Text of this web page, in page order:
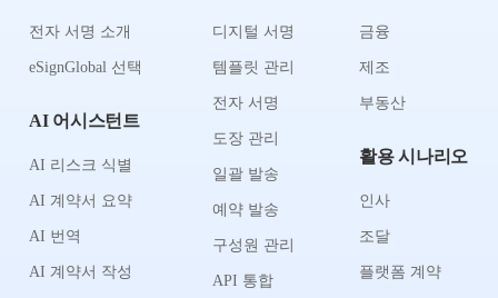
전자 서명 소개
eSignGlobal 선택
AI 어시스턴트
AI 리스크 식별
AI 계약서 요약
AI 번역
AI 계약서 작성
디지털 서명
템플릿 관리
전자 서명
도장 관리
일괄 발송
예약 발송
구성원 관리
API 통합
금융
제조
부동산
활용 시나리오
인사
조달
플랫폼 계약